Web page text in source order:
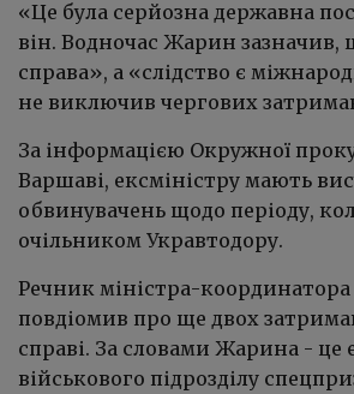
«Це була серйозна державна
він. Водночас Жарин зазначив,
справа», а «слідство є
не виключив чергових
За інформацією Окружної
Варшаві, ексміністру мають
обвинувачень щодо періоду,
очільником Укравтодору.
Речник міністра-
повдіомив про ще двох
справі. За словами Жарина - це
військового підрозділу